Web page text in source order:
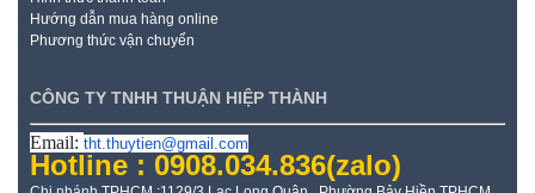
Hướng dẫn mua hàng online
Phương thức vận chuyển
CÔNG TY TNHH THUẬN HIỆP THÀNH
Email: tht.thuytien@gmail.com
Hotline : 0908.034.836(zalo)